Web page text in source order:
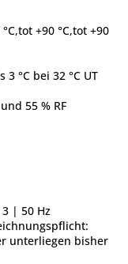
+90 °C,tot +90
°C bei 32 °C UT
55 % RF
| 50 Hz
unterliegen bisher